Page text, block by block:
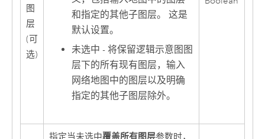
图
层
(可
选)
和指定的其他子图层。 这是
默认设置。
未选中 - 将保留逻辑示意图图
层下的所有现有图层，输入
网络地图中的图层以及明确
指定的其他子图层除外。
覆盖所有图层